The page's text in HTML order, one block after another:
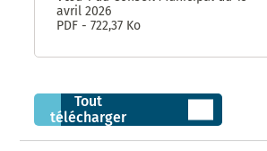
avril 2026
PDF - 722,37 Ko
Tout
télécharger